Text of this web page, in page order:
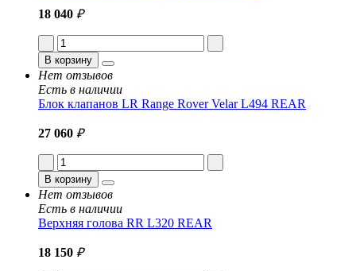
18 040 ₽
В корзину
Нет отзывов
Есть в наличии
Блок клапанов LR Range Rover Velar L494 REAR
27 060 ₽
В корзину
Нет отзывов
Есть в наличии
Верхняя голова RR L320 REAR
18 150 ₽